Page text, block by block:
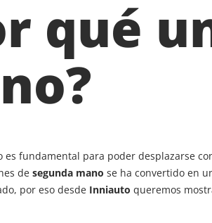
qué
es fundamental para poder desplazarse
de segunda mano se ha convertido en
por eso desde Inniauto queremos